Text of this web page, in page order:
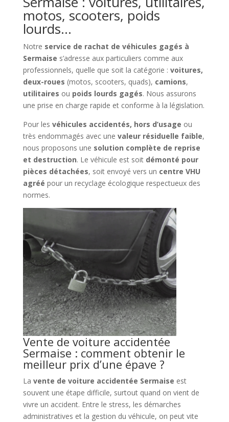
motos, scooters, poids
lourds…
Notre service de rachat de véhicules gagés à
Sermaise s’adresse aux particuliers comme aux
professionnels, quelle que soit la catégorie : voitures,
deux-roues (motos, scooters, quads), camions,
utilitaires ou poids lourds gagés. Nous assurons
une prise en charge rapide et conforme à la législation.
Pour les véhicules accidentés, hors d’usage ou
très endommagés avec une valeur résiduelle faible,
nous proposons une solution complète de reprise
et destruction. Le véhicule est soit démonté pour
pièces détachées, soit envoyé vers un centre VHU
agréé pour un recyclage écologique respectueux des
normes.
Vente de voiture accidentée
Sermaise : comment obtenir le
meilleur prix d’une épave ?
La vente de voiture accidentée Sermaise est
souvent une étape difficile, surtout quand on vient de
vivre un accident. Entre le stress, les démarches
administratives et la gestion du véhicule, on peut vite